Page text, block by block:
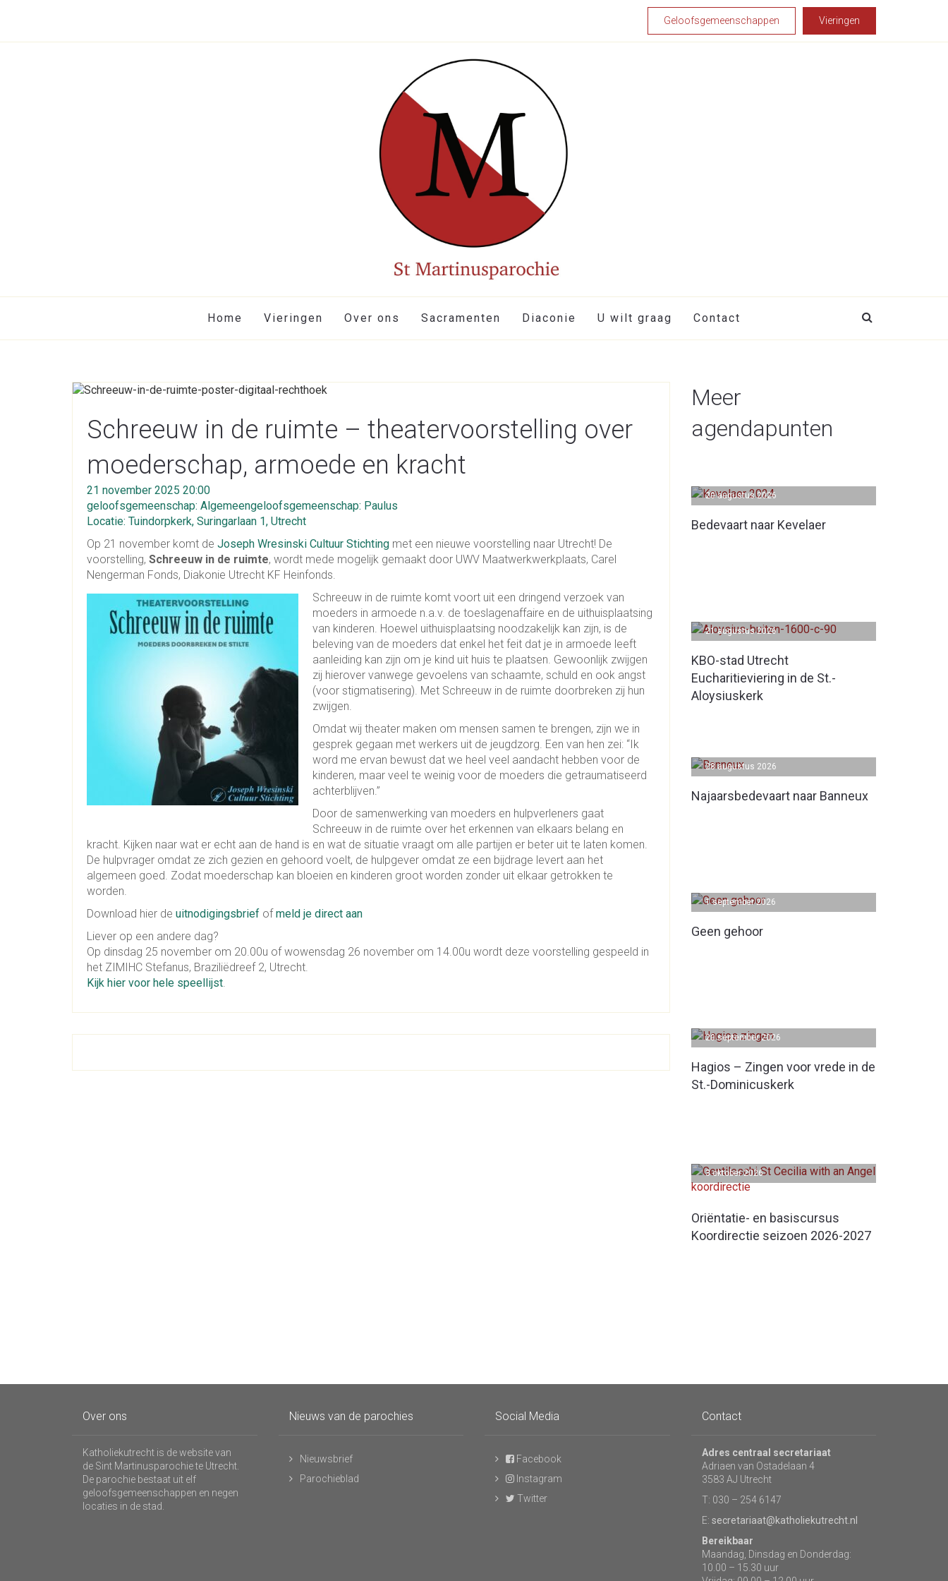
Geloofsgemeenschappen Vieringen
Home Vieringen Over ons Sacramenten Diaconie U wilt graag Contact
Schreeuw in de ruimte – theatervoorstelling over
moederschap, armoede en kracht
21 november 2025 20:00
geloofsgemeenschap: Algemeengeloofsgemeenschap: Paulus
Locatie: Tuindorpkerk, Suringarlaan 1, Utrecht
Op 21 november komt de Joseph Wresinski Cultuur Stichting met een nieuwe voorstelling naar Utrecht! De
voorstelling, Schreeuw in de ruimte, wordt mede mogelijk gemaakt door UWV Maatwerkwerkplaats, Carel
Nengerman Fonds, Diakonie Utrecht KF Heinfonds.
Schreeuw in de ruimte komt voort uit een dringend verzoek van
moeders in armoede n.a.v. de toeslagenaffaire en de uithuisplaatsing
van kinderen. Hoewel uithuisplaatsing noodzakelijk kan zijn, is de
beleving van de moeders dat enkel het feit dat je in armoede leeft
aanleiding kan zijn om je kind uit huis te plaatsen. Gewoonlijk zwijgen
zij hierover vanwege gevoelens van schaamte, schuld en ook angst
(voor stigmatisering). Met Schreeuw in de ruimte doorbreken zij hun
zwijgen.
Omdat wij theater maken om mensen samen te brengen, zijn we in
gesprek gegaan met werkers uit de jeugdzorg. Een van hen zei: “Ik
word me ervan bewust dat we heel veel aandacht hebben voor de
kinderen, maar veel te weinig voor de moeders die getraumatiseerd
achterblijven.”
Door de samenwerking van moeders en hulpverleners gaat
Schreeuw in de ruimte over het erkennen van elkaars belang en
kracht. Kijken naar wat er echt aan de hand is en wat de situatie vraagt om alle partijen er beter uit te laten komen.
De hulpvrager omdat ze zich gezien en gehoord voelt, de hulpgever omdat ze een bijdrage levert aan het
algemeen goed. Zodat moederschap kan bloeien en kinderen groot worden zonder uit elkaar getrokken te
worden.
Download hier de uitnodigingsbrief ofmeld je direct aan
Liever op een andere dag?
Op dinsdag 25 november om 20.00u of wowensdag 26 november om 14.00u wordt deze voorstelling gespeeld in
het ZIMIHC Stefanus, Braziliëdreef 2, Utrecht.
Kijk hier voor hele speellijst.
Meer
agendapunten
Bedevaart naar Kevelaer
20 augustus 2026
KBO-stad Utrecht
Eucharitieviering in de St.-
Aloysiuskerk
21 augustus 2026
Najaarsbedevaart naar Banneux
28 augustus 2026
Geen gehoor
1 september 2026
Hagios – Zingen voor vrede in de
St.-Dominicuskerk
20 september 2026
Oriëntatie- en basiscursus
Koordirectie seizoen 2026-2027
3 oktober 2026
Over ons
Katholiekutrecht is de website van
de Sint Martinusparochie te Utrecht.
De parochie bestaat uit elf
geloofsgemeenschappen en negen
locaties in de stad.
Nieuws van de parochies
Nieuwsbrief
Parochieblad
Social Media
Facebook
Instagram
Twitter
Contact
Adres centraal secretariaat
Adriaen van Ostadelaan 4
3583 AJ Utrecht
T: 030 – 254 6147
E: secretariaat@katholiekutrecht.nl
Bereikbaar
Maandag, Dinsdag en Donderdag:
10.00 – 15.30 uur